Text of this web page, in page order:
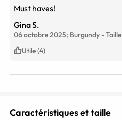
Must haves!
Gina S.
06 octobre 2025; Burgundy -Taille
Utile (4)
Caractéristiques et taille